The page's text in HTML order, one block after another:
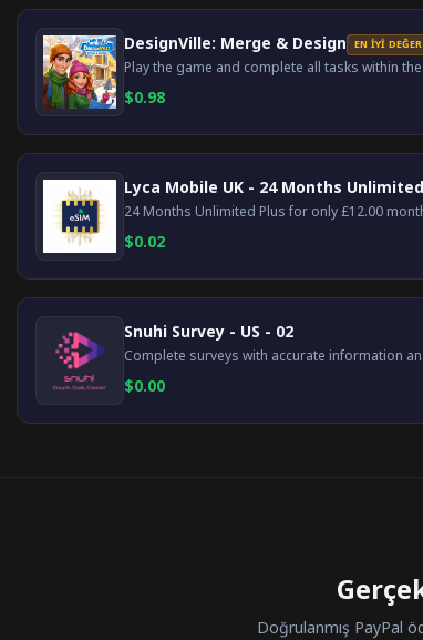
DesignVille: Merge & Design EN İYI DEĞER
$0.98
$0.02
Snuhi Survey - US - 02
$0.00
Doğrulanmış PayPal